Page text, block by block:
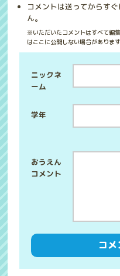
コメントは送ってからす
ん。
※いただいたコメントはすべて編
はここに公開しない場合がありま
学年
ニックネ
ーム